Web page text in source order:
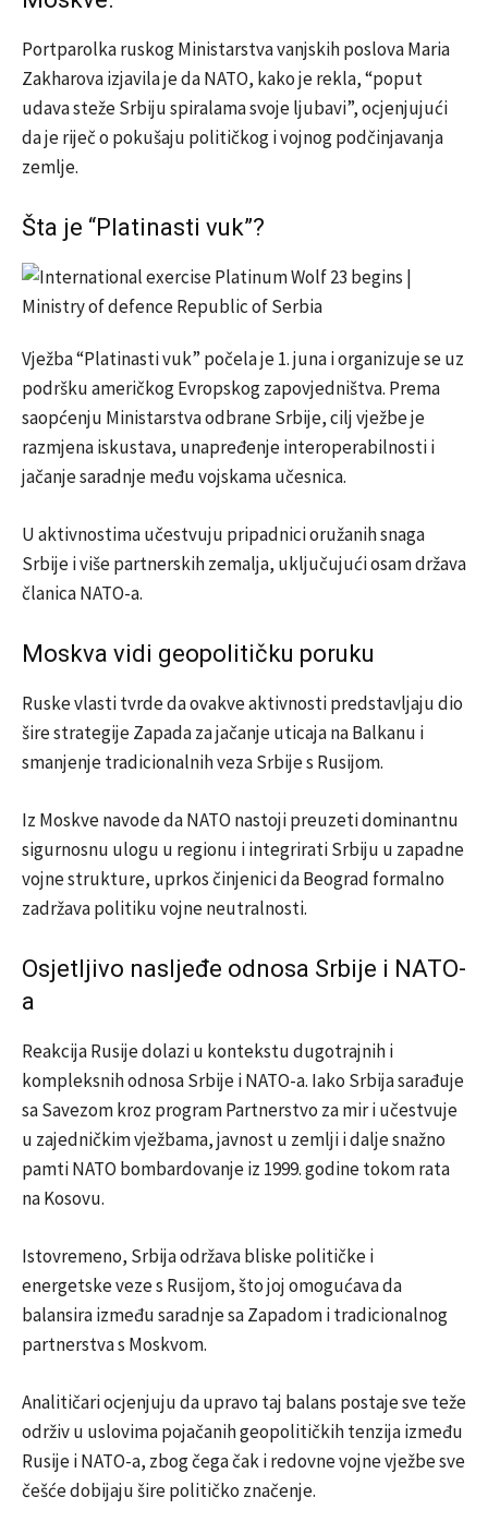
Portparolka ruskog Ministarstva vanjskih poslovaMaria
Zakharovaizjavila je da NATO, kako je rekla, “poput
udava steže Srbiju spiralama svoje ljubavi”, ocjenjujući
da je riječ o pokušaju političkog i vojnog podčinjavanja
zemlje.
Šta je “Platinasti vuk”?
Vježba “Platinasti vuk” počela je 1. juna i organizuje se uz
podršku američkog Evropskog zapovjedništva. Prema
saopćenju Ministarstva odbrane Srbije, cilj vježbe je
razmjena iskustava, unapređenje interoperabilnosti i
jačanje saradnje među vojskama učesnica.
U aktivnostima učestvuju pripadnici oružanih snaga
Srbije i više partnerskih zemalja, uključujući osam država
članica NATO-a.
Moskva vidi geopolitičku poruku
Ruske vlasti tvrde da ovakve aktivnosti predstavljaju dio
šire strategije Zapada za jačanje uticaja na Balkanu i
smanjenje tradicionalnih veza Srbije s Rusijom.
Iz Moskve navode da NATO nastoji preuzeti dominantnu
sigurnosnu ulogu u regionu i integrirati Srbiju u zapadne
vojne strukture, uprkos činjenici da Beograd formalno
zadržava politiku vojne neutralnosti.
Osjetljivo nasljeđe odnosa Srbije i NATO-
a
Reakcija Rusije dolazi u kontekstu dugotrajnih i
kompleksnih odnosa Srbije i NATO-a. Iako Srbija sarađuje
sa Savezom kroz program Partnerstvo za mir i učestvuje
u zajedničkim vježbama, javnost u zemlji i dalje snažno
pamti NATO bombardovanje iz 1999. godine tokom rata
na Kosovu.
Istovremeno, Srbija održava bliske političke i
energetske veze s Rusijom, što joj omogućava da
balansira između saradnje sa Zapadom i tradicionalnog
partnerstva s Moskvom.
Analitičari ocjenjuju da upravo taj balans postaje sve teže
održiv u uslovima pojačanih geopolitičkih tenzija između
Rusije i NATO-a, zbog čega čak i redovne vojne vježbe sve
češće dobijaju šire političko značenje.